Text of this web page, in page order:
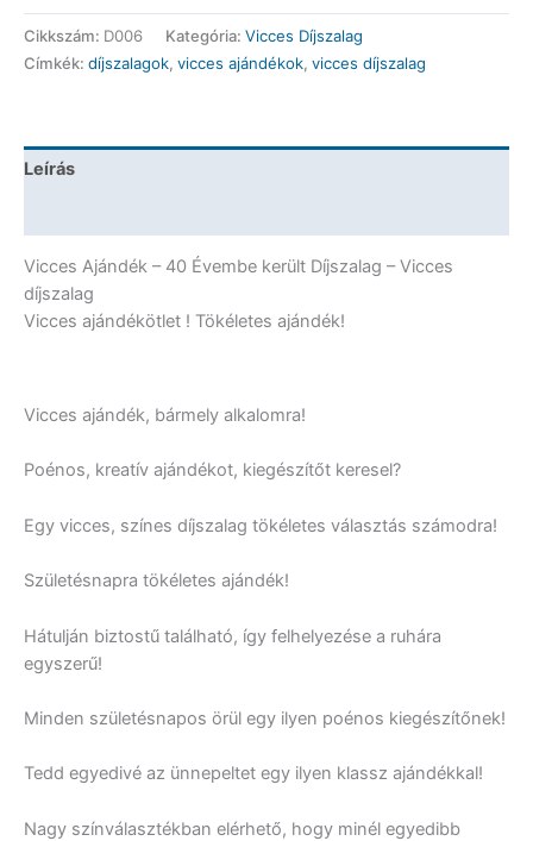
-
40
Évembe
Vicces
Cikkszám: D006 Kategória: Vicces Díjszalag
Címkék: díjszalagok, vicces ajándékok, vicces díjszalag
Leírás
Vicces Ajándék – 40 Évembe került Díjszalag – Vicces
díjszalag
Vicces ajándékötlet ! Tökéletes ajándék!
Vicces ajándék, bármely alkalomra!
Poénos, kreatív ajándékot, kiegészítőt keresel?
Egy vicces, színes díjszalag tökéletes választás számodra!
Születésnapra tökéletes ajándék!
Hátulján biztostű található, így felhelyezése a ruhára
egyszerű!
Minden születésnapos örül egy ilyen poénos kiegészítőnek!
Tedd egyedivé az ünnepeltet egy ilyen klassz ajándékkal!
Nagy színválasztékban elérhető, hogy minél egyedibb